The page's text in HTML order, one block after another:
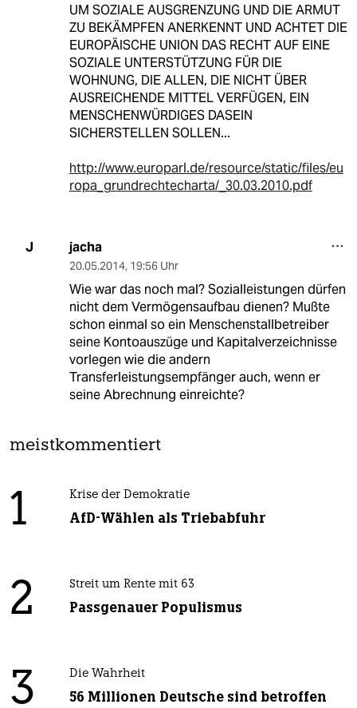
UM SOZIALE AUSGRENZUNG UND DIE ARMUT
ZU BEKÄMPFEN ANERKENNT UND ACHTET DIE
EUROPÄISCHE UNION DAS RECHT AUF EINE
SOZIALE UNTERSTÜTZUNG FÜR DIE
WOHNUNG, DIE ALLEN, DIE NICHT ÜBER
AUSREICHENDE MITTEL VERFÜGEN, EIN
MENSCHENWÜRDIGES DASEIN
SICHERSTELLEN SOLLEN...
http://www.europarl.de/resource/static/files/eu
ropa_grundrechtecharta/_30.03.2010.pdf
J jacha
20.05.2014, 19:56 Uhr
Wie war das noch mal? Sozialleistungen dürfen
nicht dem Vermögensaufbau dienen? Mußte
schon einmal so ein Menschenstallbetreiber
seine Kontoauszüge und Kapitalverzeichnisse
vorlegen wie die andern
Transferleistungsempfänger auch, wenn er
seine Abrechnung einreichte?
meistkommentiert
1 Krise der Demokratie
AfD-Wählen als Triebabfuhr
2 Streit um Rente mit 63
Passgenauer Populismus
3 Die Wahrheit
56 Millionen Deutsche sind betroffen